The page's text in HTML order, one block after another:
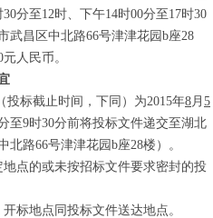
分至12时、下午14时00分至17时30
武昌区中北路66号津津花园b座28
人民币。
投标截止时间，下同）为2015年8月 5
至9时30分前将投标文件递交至湖北
北路66号津津花园b座28楼） 。
点的或未按招标文件要求密封的投
标地点同投标文件送达地点。